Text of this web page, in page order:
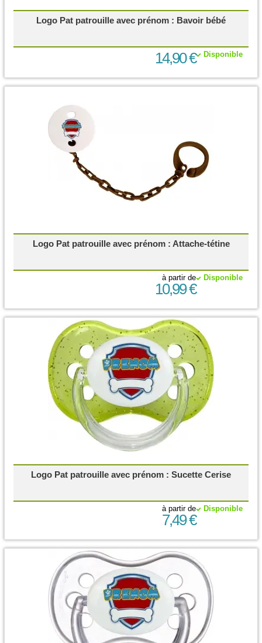
Logo Pat patrouille avec prénom : Bavoir bébé
Disponible
14,90 €
Logo Pat patrouille avec prénom : Attache-tétine
Disponible
à partir de
10,99 €
Logo Pat patrouille avec prénom : Sucette Cerise
Disponible
à partir de
7,49 €